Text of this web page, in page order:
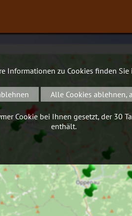
Informationen zu Cookies finden
Alle Cookies ablehnen,
Cookie bei Ihnen gesetzt, der 30
enthält.